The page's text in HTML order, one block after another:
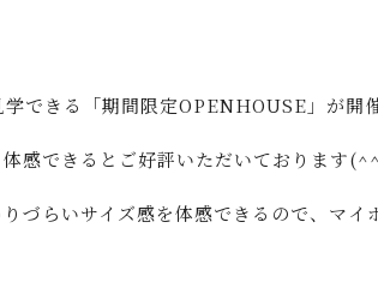
できる「期間限定OPENHOUSE」が開
体感できるとご好評いただいております
づらいサイズ感を体感できるので、マ